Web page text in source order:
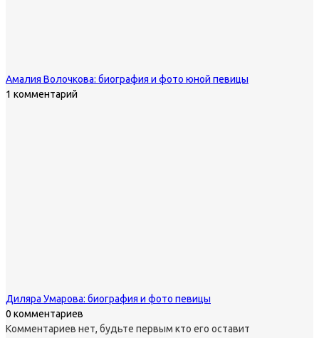
Амалия Волочкова: биография и фото юной певицы
1 комментарий
Диляра Умарова: биография и фото певицы
0 комментариев
Комментариев нет, будьте первым кто его оставит